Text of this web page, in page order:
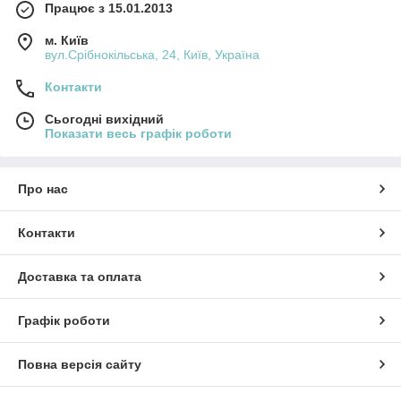
Працює з 15.01.2013
м. Київ
вул.Срібнокільська, 24, Київ, Україна
Контакти
Сьогодні вихідний
Показати весь графік роботи
Про нас
Контакти
Доставка та оплата
Графік роботи
Повна версія сайту